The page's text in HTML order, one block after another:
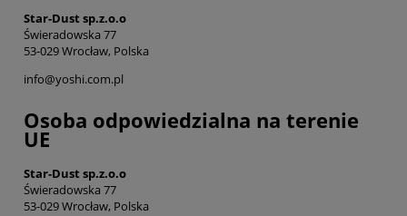
Star-Dust sp.z.o.o
Świeradowska 77
53-029 Wrocław, Polska
info@yoshi.com.pl
Osoba odpowiedzialna na terenie
UE
Star-Dust sp.z.o.o
Świeradowska 77
53-029 Wrocław, Polska